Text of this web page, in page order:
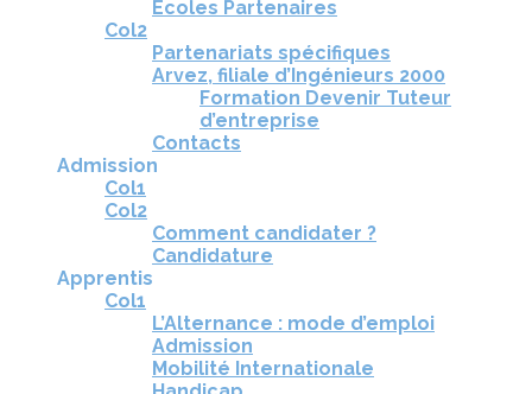
Écoles Partenaires
Col2
Partenariats spécifiques
Arvez, filiale d’Ingénieurs 2000
Formation Devenir Tuteur
d’entreprise
Contacts
Admission
Col1
Col2
Comment candidater ?
Candidature
Apprentis
Col1
L’Alternance : mode d’emploi
Admission
Mobilité Internationale